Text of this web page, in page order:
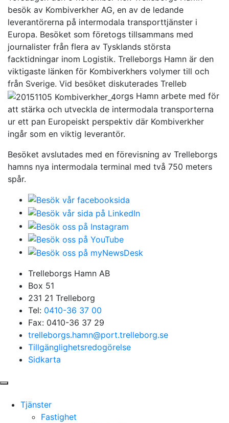
besök av Kombiverkher AG, en av de ledande
leverantörerna på intermodala transporttjänster i
Europa. Besöket som företogs tillsammans med
journalister från flera av Tysklands största
facktidningar inom Logistik. Trelleborgs Hamn är den
viktigaste länken för Kombiverkhers volymer till och
från Sverige. Vid besöket diskuterades Trelleb
orgs Hamn arbete med för
att stärka och utveckla de intermodala transporterna
ur ett pan Europeiskt perspektiv där Kombiverkher
ingår som en viktig leverantör.
Besöket avslutades med en förevisning av Trelleborgs
hamns nya intermodala terminal med två 750 meters
spår.
Trelleborgs Hamn AB
Box 51
231 21 Trelleborg
Tel: 0410-36 37 00
Fax: 0410-36 37 29
trelleborgs.hamn@port.trelleborg.se
Tillgänglighetsredogörelse
Sidkarta
Tjänster
Fastighet